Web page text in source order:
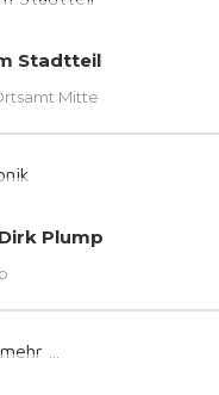
Stadtteil
Mitte
Plump